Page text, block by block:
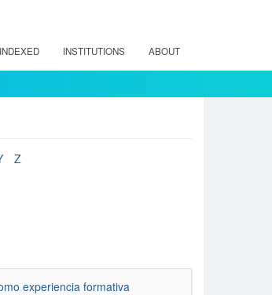
INDEXED INSTITUTIONS ABOUT
Z
experiencia formativa